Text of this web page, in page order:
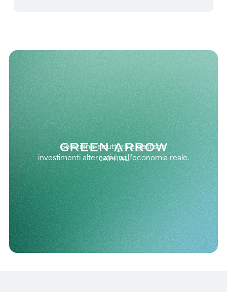
Seleziona, struttura e gestisce
investimenti alternativi nell’economia reale.